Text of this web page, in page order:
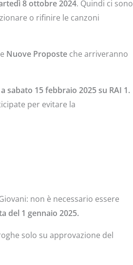
8 ottobre 2024. Quindi ci sono
o rifinire le canzoni
Nuove Proposteche arriveranno
sabato 15 febbraio 2025 su RAI 1.
per evitare la
non è necessario essere
del 1 gennaio 2025.
solo su approvazione del